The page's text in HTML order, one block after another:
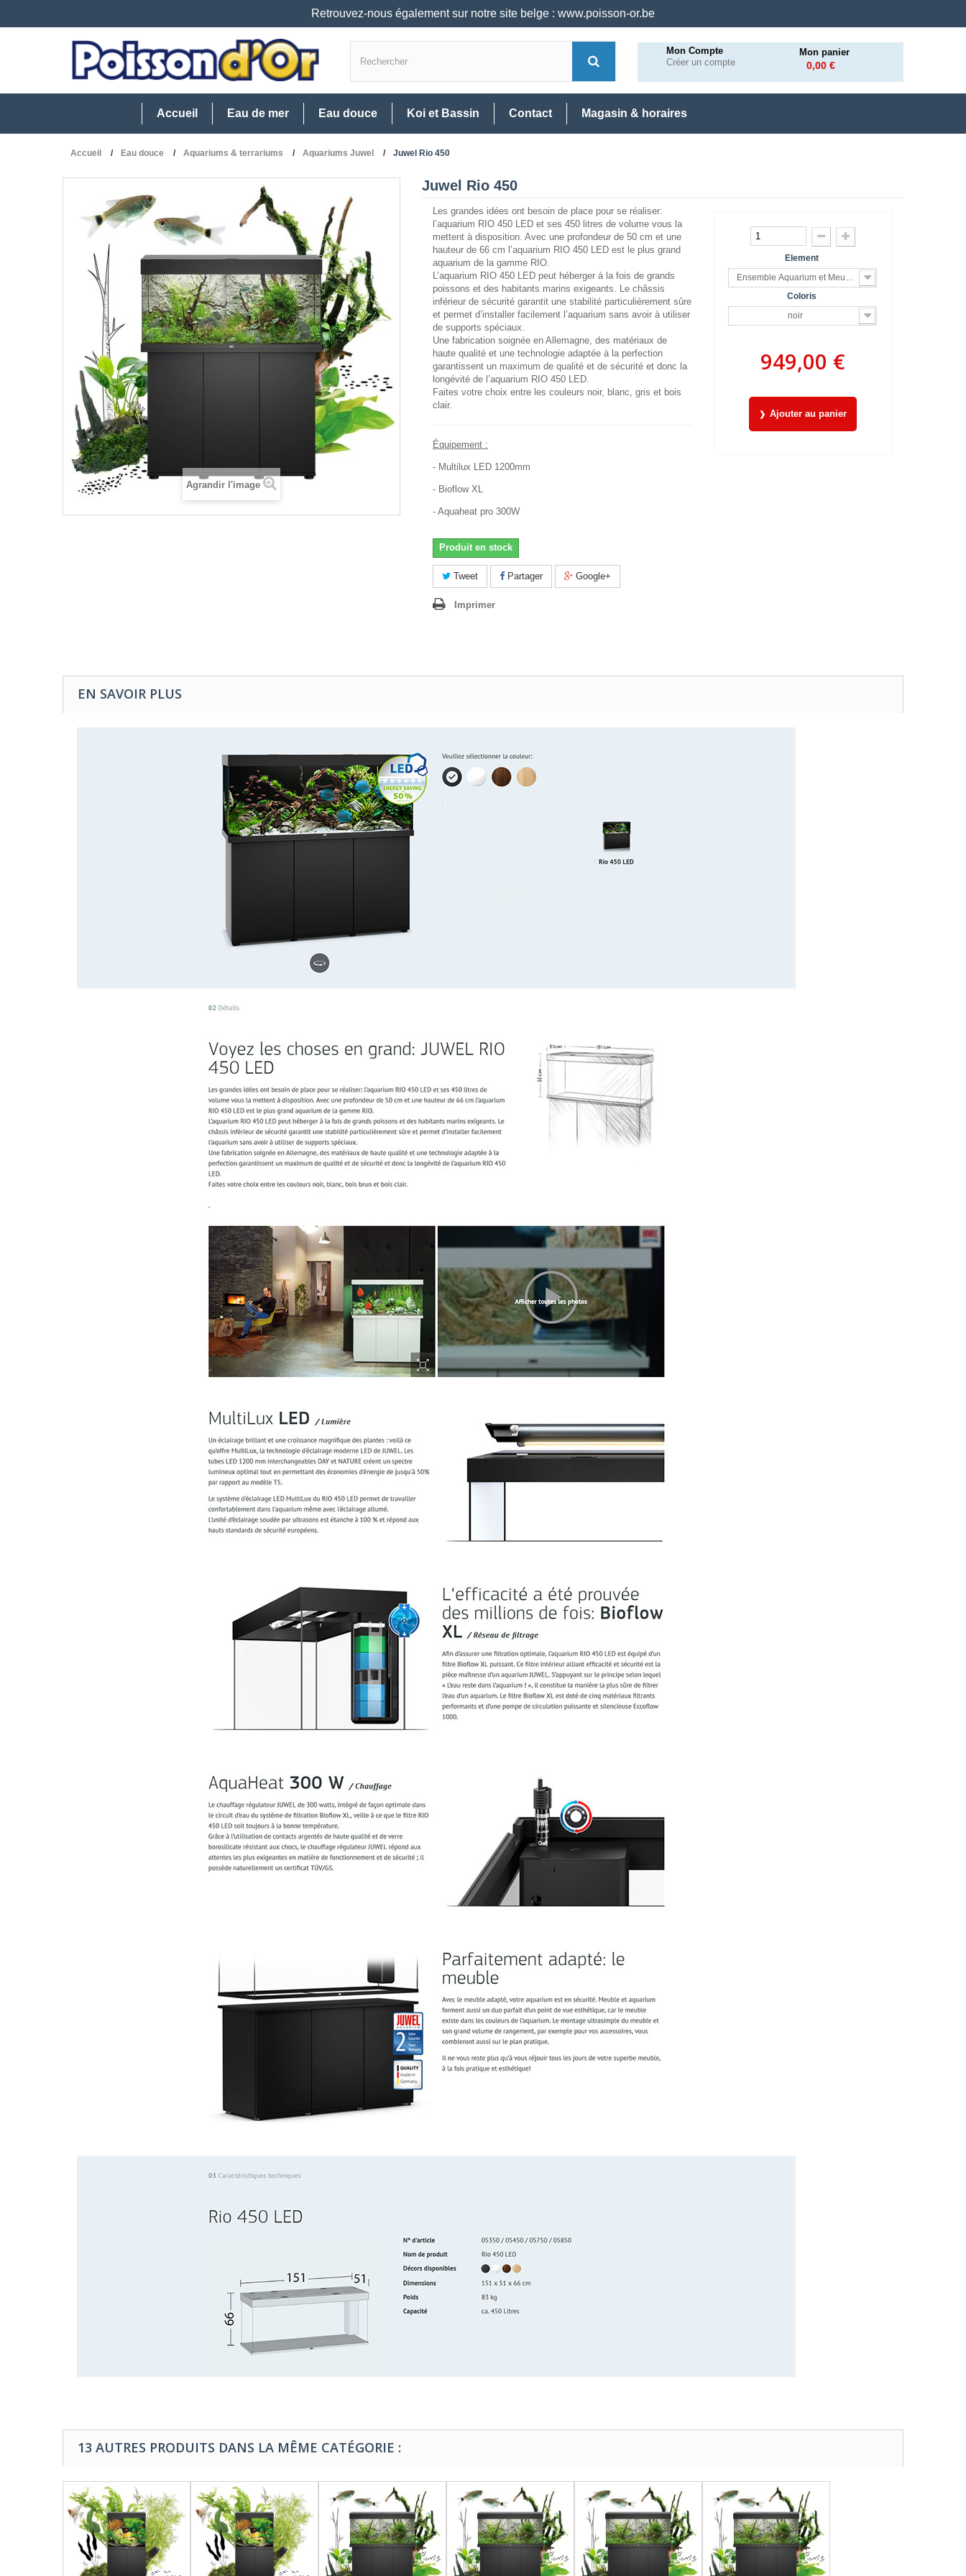
Retrouvez-nous également sur notre site belge : www.poisson-or.be
Mon Compte
Créer un compte
Mon panier
0,00 €
Accueil Eau de mer Eau douce Koi et Bassin Contact Magasin & horaires
Accueil Eau douce Aquariums & terrariums Aquariums Juwel Juwel Rio 450
Agrandir l'image
Juwel Rio 450
Les grandes idées ont besoin de place pour se réaliser:
l’aquarium RIO 450 LED et ses 450 litres de volume vous la
mettent à disposition. Avec une profondeur de 50 cm et une
hauteur de 66 cm l’aquarium RIO 450 LED est le plus grand
aquarium de la gamme RIO.
L’aquarium RIO 450 LED peut héberger à la fois de grands
poissons et des habitants marins exigeants. Le châssis
inférieur de sécurité garantit une stabilité particulièrement sûre
et permet d’installer facilement l’aquarium sans avoir à utiliser
de supports spéciaux.
Une fabrication soignée en Allemagne, des matériaux de
haute qualité et une technologie adaptée à la perfection
garantissent un maximum de qualité et de sécurité et donc la
longévité de l’aquarium RIO 450 LED.
Faites votre choix entre les couleurs noir, blanc, gris et bois
clair.
Équipement :
- Multilux LED 1200mm
- Bioflow XL
- Aquaheat pro 300W
Produit en stock
Tweet Partager Google+
Imprimer
Element
Ensemble Aquarium et Meuble
Coloris
noir
949,00 €
Ajouter au panier
EN SAVOIR PLUS
13 AUTRES PRODUITS DANS LA MÊME CATÉGORIE :